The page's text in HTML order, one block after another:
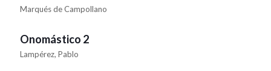
Marqués de Campollano
Onomástico 2
Lampérez, Pablo